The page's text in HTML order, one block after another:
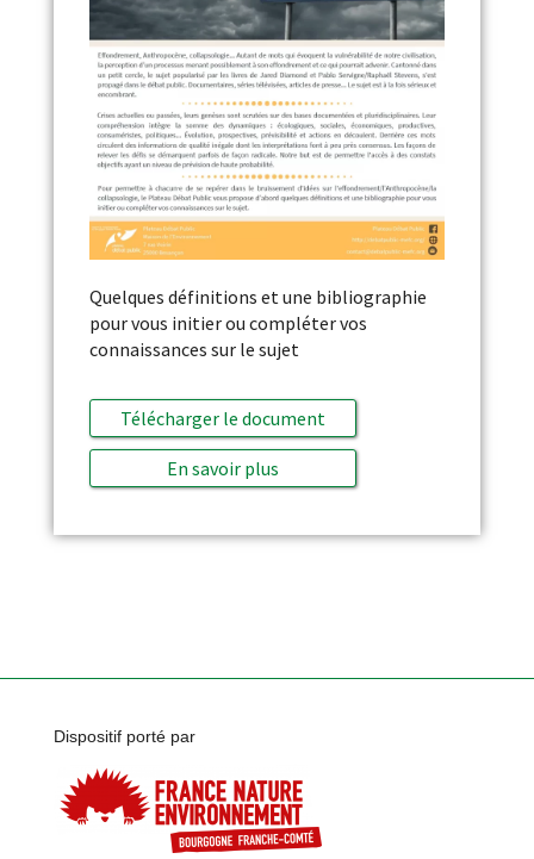
Quelques définitions et une bibliographie
pour vous initier ou compléter vos
connaissances sur le sujet
Télécharger le document
En savoir plus
Dispositif porté par